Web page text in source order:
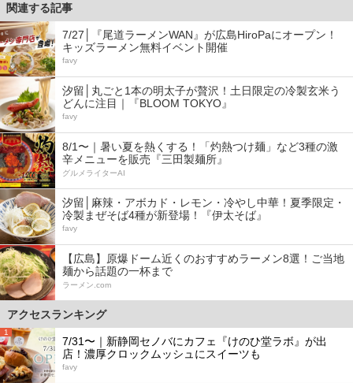
関連する記事
7/27│『尾道ラーメンWAN』が広島HiroPaにオープン！
キッズラーメン無料イベント開催
favy
汐留│丸ごと1本の明太子が贅沢！土日限定の冷製玄米う
どんに注目｜『BLOOM TOKYO』
favy
8/1〜｜暑い夏を熱くする！「灼熱つけ麺」など3種の激
辛メニューを販売『三田製麺所』
グルメライターAI
汐留│麻辣・アボカド・レモン・冷やし中華！夏季限定・
冷製まぜそば4種が新登場！『伊太そば』
favy
【広島】原爆ドーム近くのおすすめラーメン8選！ご当地
麺から話題の一杯まで
ラーメン.com
アクセスランキング
1
7/31〜｜新静岡セノバにカフェ『けのひ堂ラボ』が出
店！濃厚クロックムッシュにスイーツも
favy